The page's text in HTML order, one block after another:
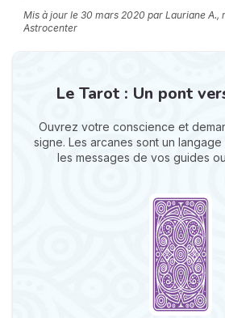
Mis à jour le 30 mars 2020 par Lauriane A.,
Astrocenter
Le Tarot : Un pont
Ouvrez votre conscience et
signe. Les arcanes sont un
les messages de vos guides